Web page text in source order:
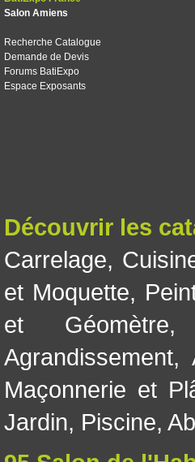
Salon Amiens
Recherche Catalogue
Demande de Devis
Forums BatiExpo
Espace Exposants
Découvrir les
Carrelage,
et Moquette,
et Géomètre
Agrandissement,
Maçonnerie et
Jardin, Piscine,